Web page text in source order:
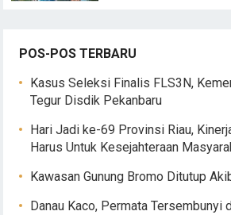
POS-POS TERBARU
Kasus Seleksi Finalis FLS3N,
Tegur Disdik Pekanbaru
Hari Jadi ke-69 Provinsi Riau,
Harus Untuk Kesejahteraan
Kawasan Gunung Bromo Ditutup
Danau Kaco, Permata Tersembunyi